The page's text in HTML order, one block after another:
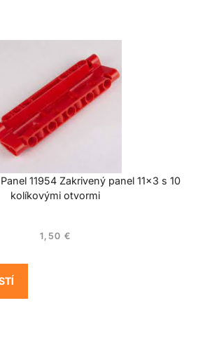
11954 Zakrivený panel 11×3 s 10
kolíkovými otvormi
1,50 €